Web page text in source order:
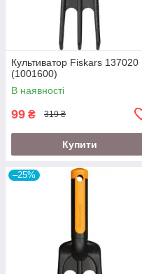
Культиватор Fiskars 137020
(1001600)
В наявності
99 ₴ 319 ₴
Купити
–25%